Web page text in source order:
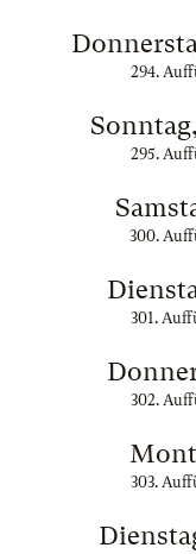
294.
295.
300.
301.
302.
303.